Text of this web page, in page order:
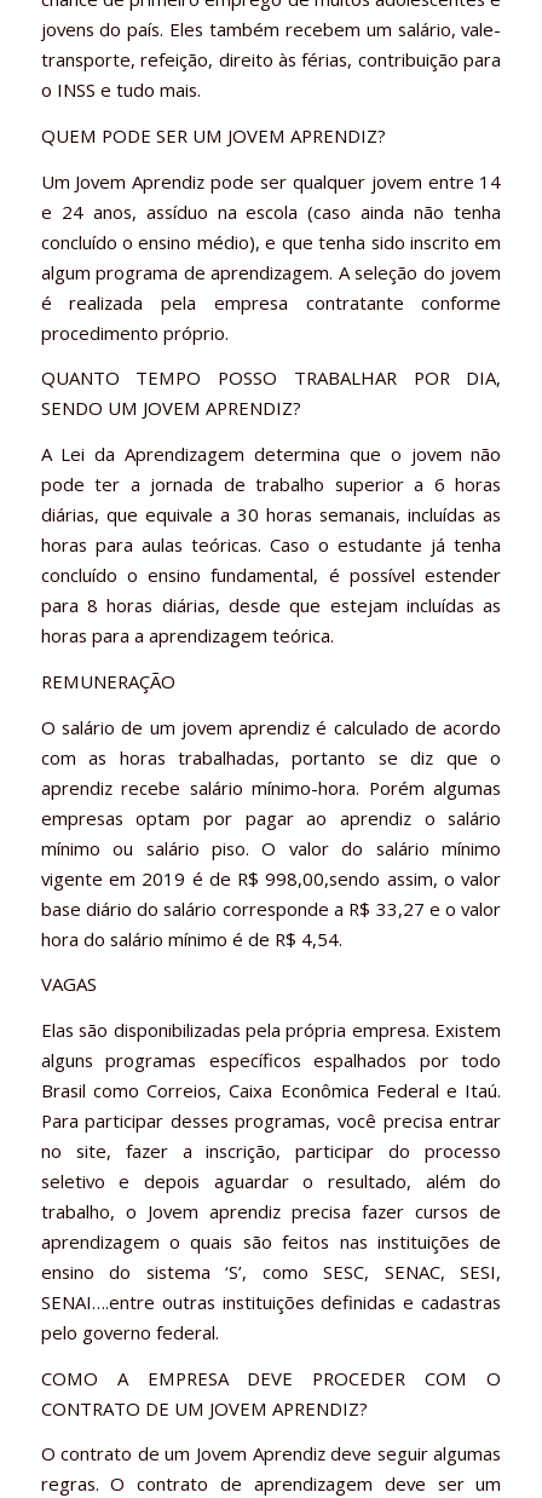
jovens do país. Eles também recebem um salário, vale-
transporte, refeição, direito às férias, contribuição para
o INSS e tudo mais.
QUEM PODE SER UM JOVEM APRENDIZ?
Um Jovem Aprendiz pode ser qualquer jovem entre 14
e 24 anos, assíduo na escola (caso ainda não tenha
concluído o ensino médio), e que tenha sido inscrito em
algum programa de aprendizagem. A seleção do jovem
é realizada pela empresa contratante conforme
procedimento próprio.
QUANTO TEMPO POSSO TRABALHAR POR DIA,
SENDO UM JOVEM APRENDIZ?
A Lei da Aprendizagem determina que o jovem não
pode ter a jornada de trabalho superior a 6 horas
diárias, que equivale a 30 horas semanais, incluídas as
horas para aulas teóricas. Caso o estudante já tenha
concluído o ensino fundamental, é possível estender
para 8 horas diárias, desde que estejam incluídas as
horas para a aprendizagem teórica.
REMUNERAÇÃO
O salário de um jovem aprendiz é calculado de acordo
com as horas trabalhadas, portanto se diz que o
aprendiz recebe salário mínimo-hora. Porém algumas
empresas optam por pagar ao aprendiz o salário
mínimo ou salário piso. O valor do salário mínimo
vigente em 2019 é de R$ 998,00,sendo assim, o valor
base diário do salário corresponde a R$ 33,27 e o valor
hora do salário mínimo é de R$ 4,54.
VAGAS
Elas são disponibilizadas pela própria empresa. Existem
alguns programas específicos espalhados por todo
Brasil como Correios, Caixa Econômica Federal e Itaú.
Para participar desses programas, você precisa entrar
no site, fazer a inscrição, participar do processo
seletivo e depois aguardar o resultado, além do
trabalho, o Jovem aprendiz precisa fazer cursos de
aprendizagem o quais são feitos nas instituições de
ensino do sistema ‘S’, como SESC, SENAC, SESI,
SENAI….entre outras instituições definidas e cadastras
pelo governo federal.
COMO A EMPRESA DEVE PROCEDER COM O
CONTRATO DE UM JOVEM APRENDIZ?
O contrato de um Jovem Aprendiz deve seguir algumas
regras. O contrato de aprendizagem deve ser um